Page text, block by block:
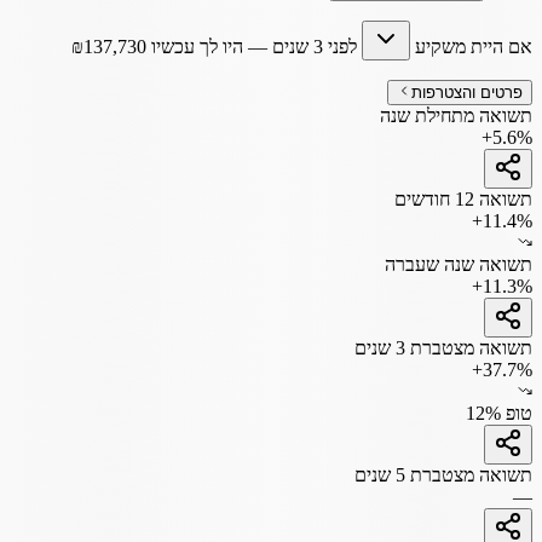
אם היית משקיע לפני 3 שנים — היו לך עכשיו ₪137,730
פרטים והצטרפות
תשואה מתחילת שנה
+5.6%
תשואה 12 חודשים
+11.4%
תשואה שנה שעברה
+11.3%
תשואה מצטברת 3 שנים
+37.7%
טופ 12%
תשואה מצטברת 5 שנים
—